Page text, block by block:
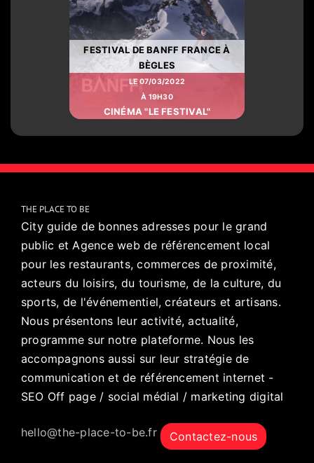
FESTIVAL DE BANFF FRANCE À
BÈGLES
LE 07/03/2022
À 19H30
CINÉMA "LE FESTIVAL"
THE PLACE TO BE
City guide de bonnes adresses pour le grand
public et Agence web de référencement local
pour les restaurants, commerces de proximité,
acteurs du loisirs, du tourisme, de la culture, du
sports, de l'événementiel, créateurs et artisans.
Nous présentons leur activité, actualité,
programme sur notre plateforme. Nous les
accompagnons aussi sur leur stratégie de
communication et de référencement internet -
SEO Off page / social médial / marketing digital
hello@the-place-to-be.fr Contactez-nous